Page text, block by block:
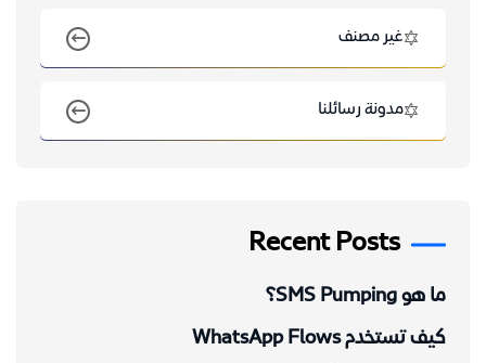
غير مصنف
مدونة رسائلنا
Recent Posts
ما هو SMS Pumping؟
كيف تستخدم WhatsApp Flows